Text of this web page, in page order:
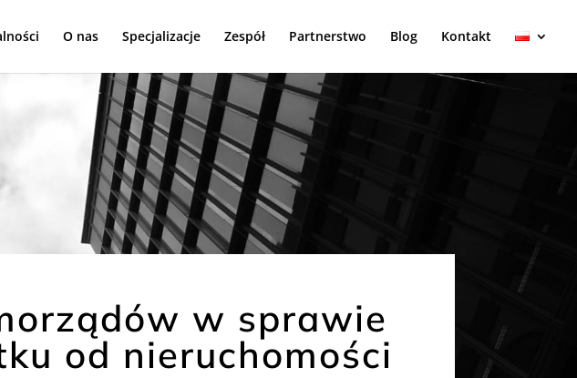
O nas Specjalizacje Zespół Partnerstwo Blog Kontakt
w sprawie
od nieruchomości